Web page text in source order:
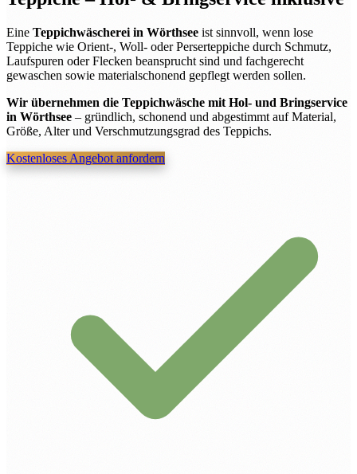
Eine Teppichwäscherei in Wörthsee ist sinnvoll, wenn lose
Teppiche wie Orient-, Woll- oder Perserteppiche durch Schmutz,
Laufspuren oder Flecken beansprucht sind und fachgerecht
gewaschen sowie materialschonend gepflegt werden sollen.
Wir übernehmen die Teppichwäsche mit Hol- und Bringservice
in Wörthsee – gründlich, schonend und abgestimmt auf Material,
Größe, Alter und Verschmutzungsgrad des Teppichs.
Kostenloses Angebot anfordern